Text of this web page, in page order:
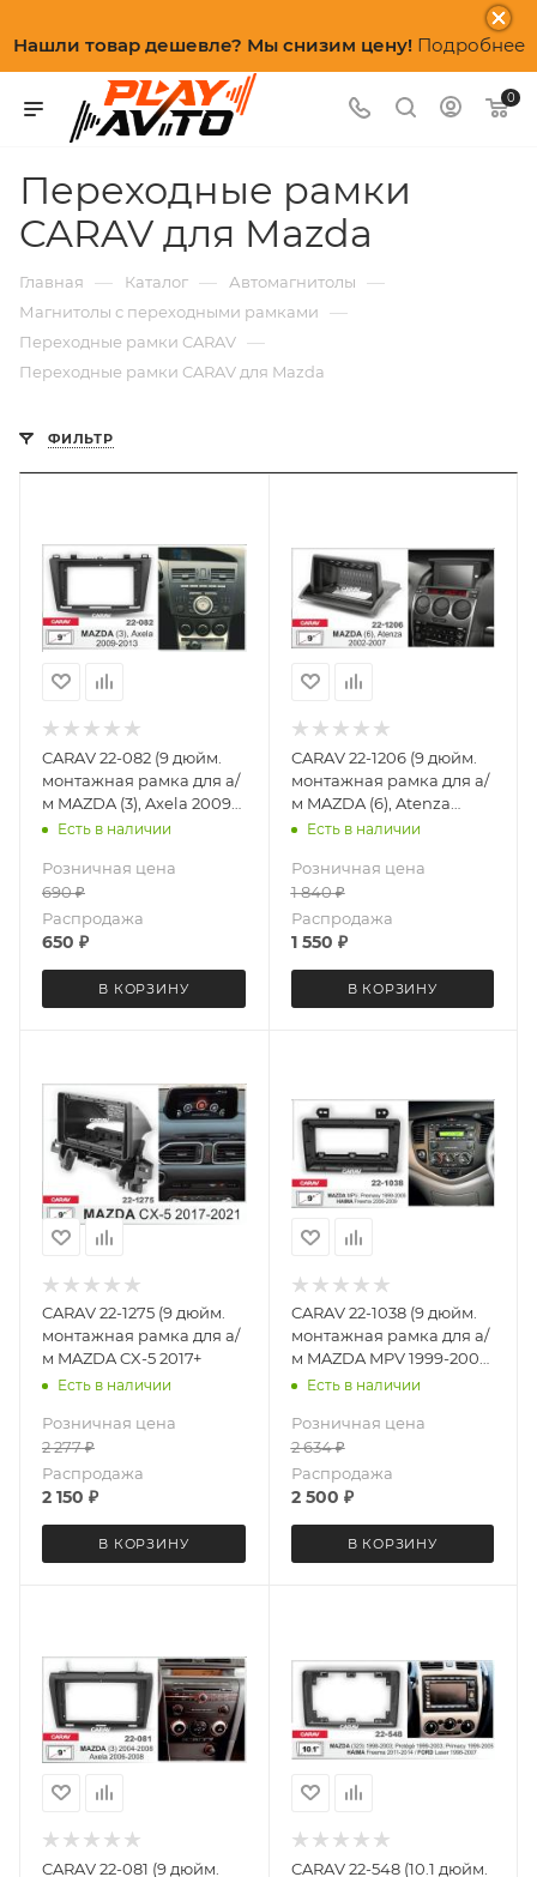
Нашли товар дешевле? Мы снизим цену! Подробнее
0
Переходные рамки
CARAV для Mazda
Главная — Каталог — Автомагнитолы —
Магнитолы с переходными рамками —
Переходные рамки CARAV —
Переходные рамки CARAV для Mazda
ФИЛЬТР
CARAV 22-082 (9 дюйм.
монтажная рамка для а/
м MAZDA (3), Axela 2009-
2013)Есть в наличии
Розничная цена
690₽
Распродажа
650 ₽
В КОРЗИНУ
CARAV 22-1206 (9 дюйм.
монтажная рамка для а/
м MAZDA (6), Atenza
2002-2007 (крепление
Есть в наличии
Розничная цена
1 840₽
Распродажа
1 550 ₽
В КОРЗИНУ
CARAV 22-1275 (9 дюйм.
монтажная рамка для а/
м MAZDA CX-5 2017+
Есть в наличии
Розничная цена
2 277₽
Распродажа
2 150 ₽
В КОРЗИНУ
CARAV 22-1038 (9 дюйм.
монтажная рамка для а/
м MAZDA MPV 1999-2005
Premacy 1999-2005
Есть в наличии
Розничная цена
2 634₽
Распродажа
2 500 ₽
В КОРЗИНУ
CARAV 22-081 (9 дюйм.
CARAV 22-548 (10.1 дюйм.